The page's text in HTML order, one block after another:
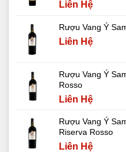
Liên Hệ
Rượu Vang Ý
Liên Hệ
Rượu Vang Ý
Rosso
Liên Hệ
Rượu Vang Ý
Riserva Rosso
Liên Hệ